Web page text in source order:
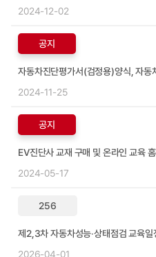
2024-12-02
공지
2024-11-25
공지
EV진단사 교재 구매 및 온라인 교육
2024-05-17
256
제2,3차 자동차성능‧상태점검 교육일
2026-04-01